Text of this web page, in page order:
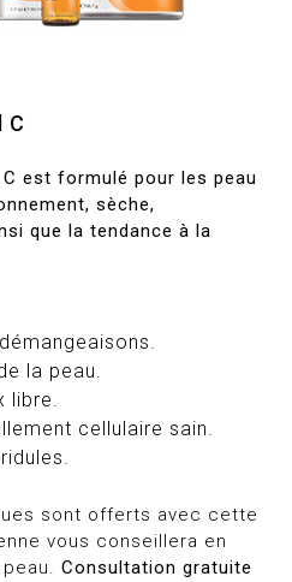
C
C est formulé pour les peau
sèche,
que la tendance à la
la peau.
libre.
cellulaire sain.
sont offerts avec cette
vous conseillera en
Consultation gratuite